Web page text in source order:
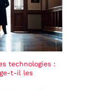
technologies :
t-il les